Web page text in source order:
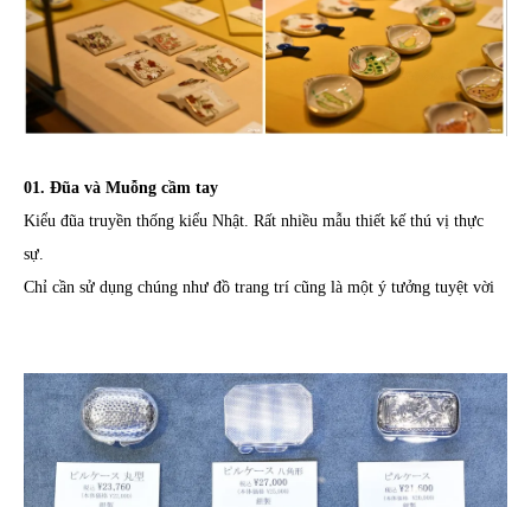
01. Đũa và Muỗng cầm tay
Kiểu đũa truyền thống kiểu Nhật. Rất nhiều mẫu thiết kế thú vị thực
sự.
Chỉ cần sử dụng chúng như đồ trang trí cũng là một ý tưởng tuyệt vời